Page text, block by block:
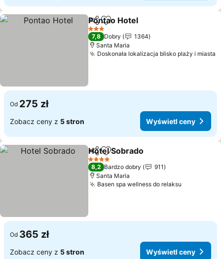
Udostępnij
Dodaj do ulubionych
Pontao Hotel
3 Kategoria
7,8 Dobry
1364
Santa Maria
Doskonała lokalizacja blisko plaży i miasta
Od 275 zł
Zobacz ceny z 5 stron Wyświetl ceny
Udostępnij
Dodaj do ulubionych
Hotel Sobrado
4 Kategoria
8,2 Bardzo dobry
911
Santa Maria
Basen spa wellness do relaksu
Od 365 zł
Zobacz ceny z 5 stron Wyświetl ceny